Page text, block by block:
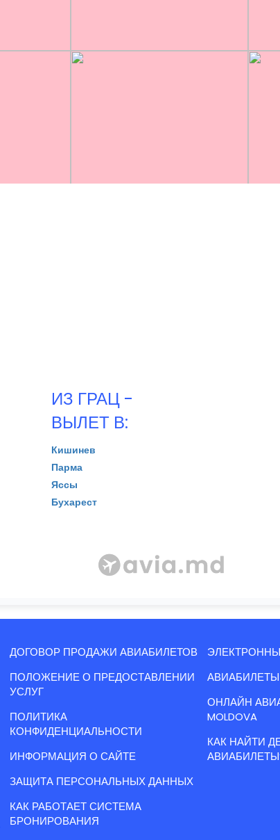
ИЗ ГРАЦ -
ВЫЛЕТ В:
Кишинев
Парма
Яссы
Бухарест
ДОГОВОР ПРОДАЖИ АВИАБИЛЕТОВ
ПОЛОЖЕНИЕ О ПРЕДОСТАВЛЕНИИ
УСЛУГ
ПОЛИТИКА
КОНФИДЕНЦИАЛЬНОСТИ
ИНФОРМАЦИЯ О САЙТЕ
ЗАЩИТА ПЕРСОНАЛЬНЫХ ДАННЫХ
КАК РАБОТАЕТ СИСТЕМА
БРОНИРОВАНИЯ
АВИАБИЛЕТЫ
ОНЛАЙН
MOLDOVA
КАК НАЙТИ